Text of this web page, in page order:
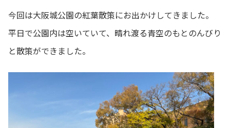
今回は大阪城公園の紅葉散策にお出かけしてきました。
平日で公園内は空いていて、晴れ渡る青空のもとのんびり
と散策ができました。